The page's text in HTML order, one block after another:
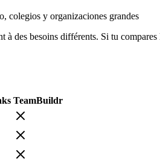
colegios y organizaciones grandes
à des besoins différents. Si tu
TeamBuildr